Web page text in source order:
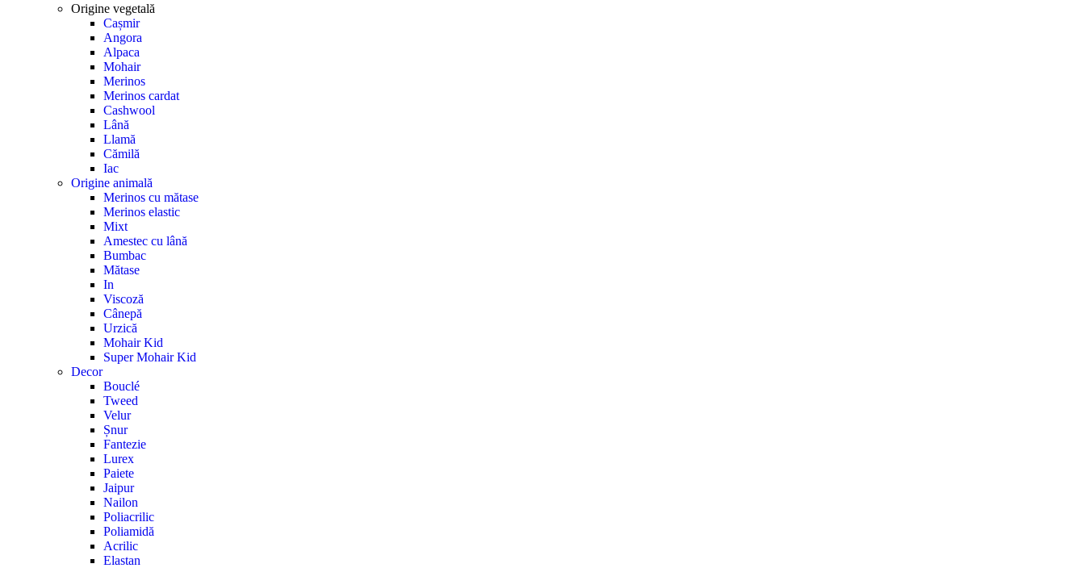
Origine vegetală
Cașmir
Angora
Alpaca
Mohair
Merinos
Merinos cardat
Cashwool
Lână
Llamă
Cămilă
Iac
Origine animală
Merinos cu mătase
Merinos elastic
Mixt
Amestec cu lână
Bumbac
Mătase
In
Viscoză
Cânepă
Urzică
Mohair Kid
Super Mohair Kid
Decor
Bouclé
Tweed
Velur
Șnur
Fantezie
Lurex
Paiete
Jaipur
Nailon
Poliacrilic
Poliamidă
Acrilic
Elastan